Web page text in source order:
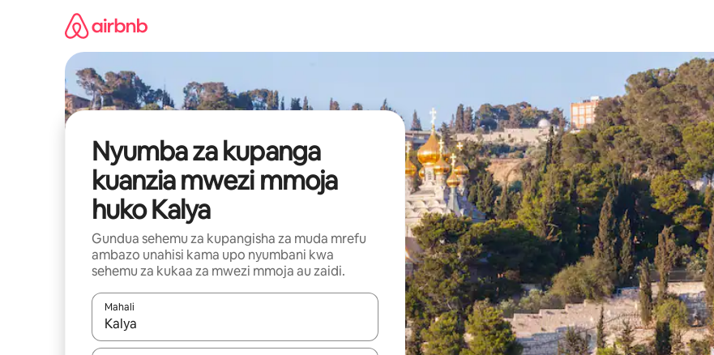
Nyumba za kupanga
kuanzia mwezi mmoja
huko Kalya
Gundua sehemu za kupangisha za muda mrefu
ambazo unahisi kama upo nyumbani kwa
sehemu za kukaa za mwezi mmoja au zaidi.
Mahali
Wakati matokeo yanapatikana, vinjari kwa kutumia vitufe vya vishale vya juu na chini au uchunguze kwa kugusa au